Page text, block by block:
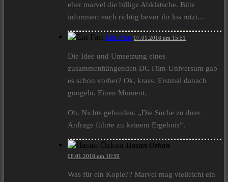
eher marvel die billige Abklatsche. Bitte
informiert euch richtig bevor ihr los rotzt…
Ein Fan 07.01.2018 um 15:51
Die Idee und Umsetzung eines
zusammenhängenden DC Film-Universum gab
es schon vorher? Ok, krass. Erstmal danach
googeln. Einen Moment.
Oh. Nichts gefunden. „Die Suche zu ihrer
Anfrage führte zu keinem Ergebnis“.
Hasan Özkan
06.01.2018 um 16:59
Was für ein Kopie?? Marvel mag vielleicht ein